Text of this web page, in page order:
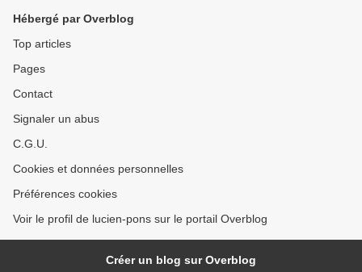
Hébergé par Overblog
Top articles
Pages
Contact
Signaler un abus
C.G.U.
Cookies et données personnelles
Préférences cookies
Voir le profil de lucien-pons sur le portail Overblog
Créer un blog sur Overblog